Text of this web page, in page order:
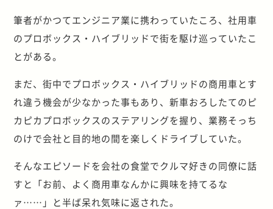
筆者がかつてエンジニア業に携わっていたころ、社用車
のプロボックス・ハイブリッドで街を駆け巡っていたこ
とがある。
まだ、街中でプロボックス・ハイブリッドの商用車とす
れ違う機会が少なかった事もあり、新車おろしたてのピ
カピカプロボックスのステアリングを握り、業務そっち
のけで会社と目的地の間を楽しくドライブしていた。
そんなエピソードを会社の食堂でクルマ好きの同僚に話
すと「お前、よく商用車なんかに興味を持てるな
ァ……」と半ば呆れ気味に返された。